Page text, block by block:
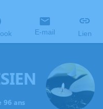
E-mail Lien
96 ans